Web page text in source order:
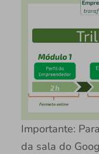
Importante:
da sala do